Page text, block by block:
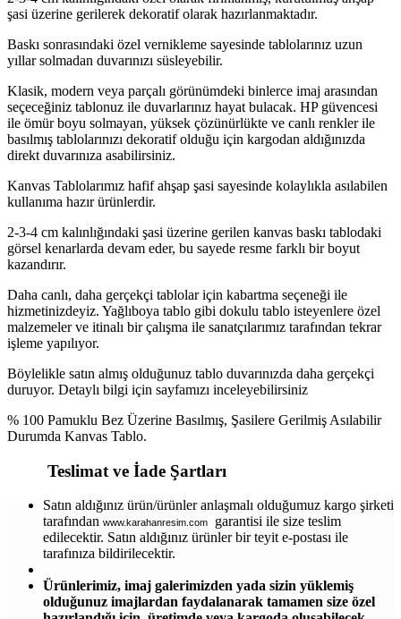
şasi üzerine gerilerek dekoratif olarak hazırlanmaktadır.
Baskı sonrasındaki özel vernikleme sayesinde tablolarınız uzun
yıllar solmadan duvarınızı süsleyebilir.
Klasik, modern veya parçalı görünümdeki binlerce imaj arasından
seçeceğiniz tablonuz ile duvarlarınız hayat bulacak. HP güvencesi
ile ömür boyu solmayan, yüksek çözünürlükte ve canlı renkler ile
basılmış tablolarınızı dekoratif olduğu için kargodan aldığınızda
direkt duvarınıza asabilirsiniz.
Kanvas Tablolarımız hafif ahşap şasi sayesinde kolaylıkla asılabilen
kullanıma hazır ürünlerdir.
2-3-4 cm kalınlığındaki şasi üzerine gerilen kanvas baskı tablodaki
görsel kenarlarda devam eder, bu sayede resme farklı bir boyut
kazandırır.
Daha canlı, daha gerçekçi tablolar için kabartma seçeneği ile
hizmetinizdeyiz. Yağlıboya tablo gibi dokulu tablo isteyenlere özel
malzemeler ve itinalı bir çalışma ile sanatçılarımız tarafından tekrar
işleme yapılıyor.
Böylelikle satın almış olduğunuz tablo duvarınızda daha gerçekçi
duruyor. Detaylı bilgi için sayfamızı inceleyebilirsiniz
% 100 Pamuklu Bez Üzerine Basılmış, Şasilere Gerilmiş Asılabilir
Durumda Kanvas Tablo.
Teslimat ve İade Şartları
Satın aldığınız ürün/ürünler anlaşmalı olduğumuz kargo şirketi
tarafından www.karahanresim.com
garantisi ile size teslim
edilecektir. Satın aldığınız ürünler bir teyit e-postası ile
tarafınıza bildirilecektir.
Ürünlerimiz, imaj galerimizden yada sizin yüklemiş
olduğunuz imajlardan faydalanarak tamamen size özel